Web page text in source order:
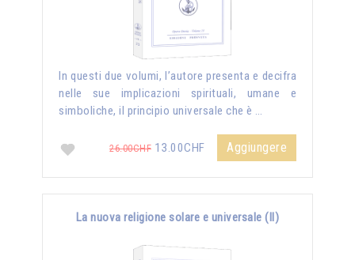
In questi due volumi, l’autore presenta e decifra
nelle sue implicazioni spirituali, umane e
simboliche, il principio universale che è …
26.00CHF 13.00CHF Aggiungere
La nuova religione solare e universale (II)